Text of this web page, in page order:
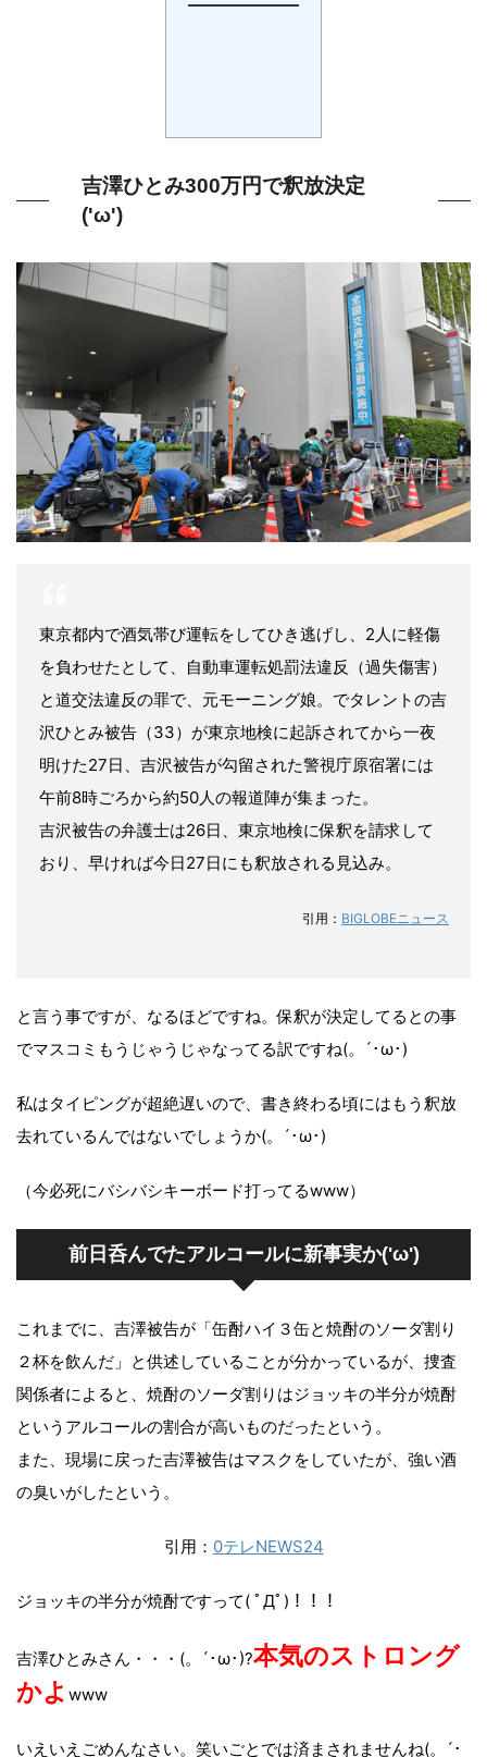
吉澤ひとみ300万円で釈放決定
('ω')
東京都内で酒気帯び運転をしてひき逃げし、2人に軽傷
を負わせたとして、自動車運転処罰法違反（過失傷害）
と道交法違反の罪で、元モーニング娘。でタレントの吉
沢ひとみ被告（33）が東京地検に起訴されてから一夜
明けた27日、吉沢被告が勾留された警視庁原宿署には
午前8時ごろから約50人の報道陣が集まった。
吉沢被告の弁護士は26日、東京地検に保釈を請求して
おり、早ければ今日27日にも釈放される見込み。
引用： BIGLOBEニュース
と言う事ですが、なるほどですね。保釈が決定してるとの事
でマスコミもうじゃうじゃなってる訳ですね(。´･ω･)
私はタイピングが超絶遅いので、書き終わる頃にはもう釈放
去れているんではないでしょうか(。´･ω･)
（今必死にバシバシキーボード打ってるwww）
前日呑んでたアルコールに新事実か('ω')
これまでに、吉澤被告が「缶酎ハイ３缶と焼酎のソーダ割り
２杯を飲んだ」と供述していることが分かっているが、捜査
関係者によると、焼酎のソーダ割りはジョッキの半分が焼酎
というアルコールの割合が高いものだったという。
また、現場に戻った吉澤被告はマスクをしていたが、強い酒
の臭いがしたという。
引用： 0テレNEWS24
ジョッキの半分が焼酎ですって( ﾟДﾟ)！！！
吉澤ひとみさん・・・(。´･ω･)?本気のストロング
かよ www
いえいえごめんなさい。笑いごとでは済まされませんね(。´･